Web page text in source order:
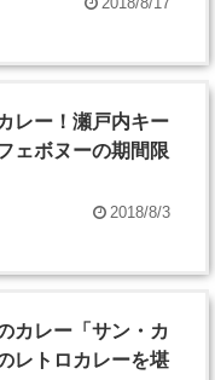
レー！瀬戸内キー
ェボヌーの期間限
2018/8/3
カレー「サン・カ
レトロカレーを堪